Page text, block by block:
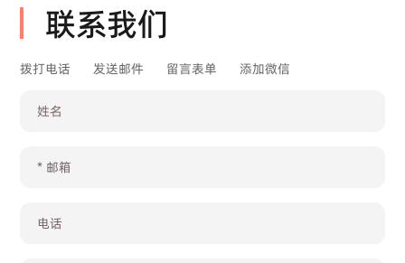
联系我们
拨打电话 发送邮件 留言表单 添加微信